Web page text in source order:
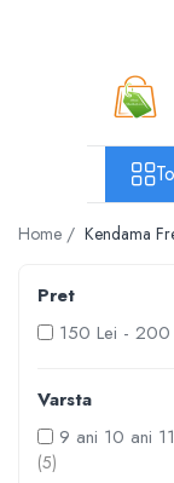
Toate Produsele
Accesorii Birou si
Articole pentru
Articole pentru
Dozatoare
Genti Termoizolante
Organizatoare si
Organizatoare si
Home / Kendama
Pret
150 Lei - 200
Varsta
9 ani 10 ani
(5)